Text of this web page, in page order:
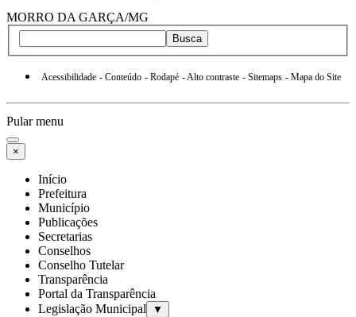
MORRO DA GARÇA/MG
Busca
Acessibilidade - Conteúdo - Rodapé - Alto contraste - Sitemaps - Mapa do Site
Pular menu
×
Início
Prefeitura
Município
Publicações
Secretarias
Conselhos
Conselho Tutelar
Transparência
Portal da Transparência
Legislação Municipal
▼